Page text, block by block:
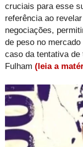
cruciais para esse
referência ao
negociações,
de peso no
caso da tentativa
Fulham (leia a